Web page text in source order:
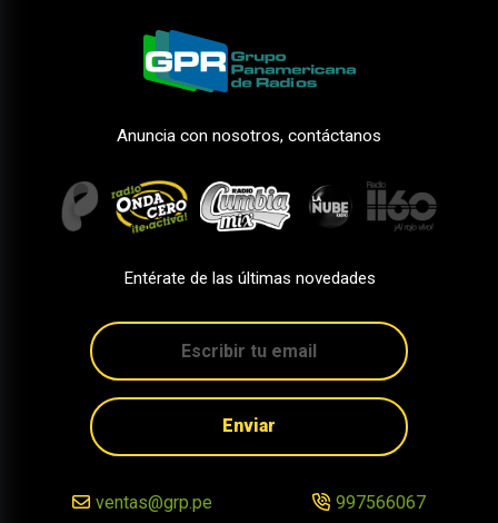
Anuncia con nosotros, contáctanos
Entérate de las últimas novedades
Enviar
ventas@grp.pe 997566067